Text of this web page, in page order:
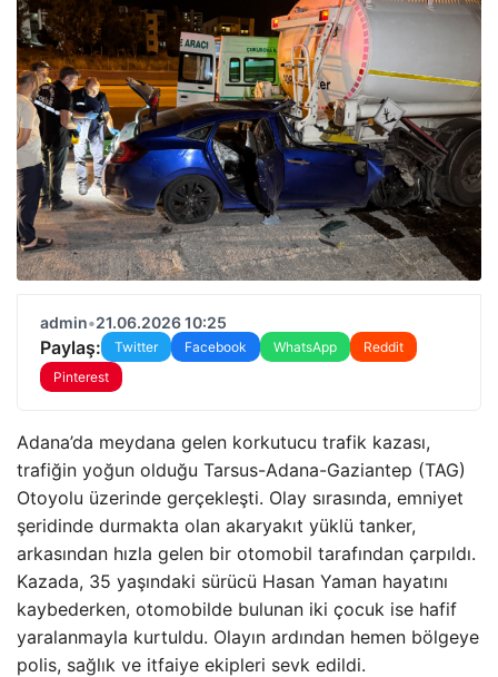
admin•21.06.2026 10:25
Paylaş: Twitter Facebook WhatsApp
Reddit
Pinterest
Adana’da meydana gelen korkutucu trafik kazası,
trafiğin yoğun olduğu Tarsus-Adana-Gaziantep (TAG)
Otoyolu üzerinde gerçekleşti. Olay sırasında, emniyet
şeridinde durmakta olan akaryakıt yüklü tanker,
arkasından hızla gelen bir otomobil tarafından çarpıldı.
Kazada, 35 yaşındaki sürücü Hasan Yaman hayatını
kaybederken, otomobilde bulunan iki çocuk ise hafif
yaralanmayla kurtuldu. Olayın ardından hemen bölgeye
polis, sağlık ve itfaiye ekipleri sevk edildi.